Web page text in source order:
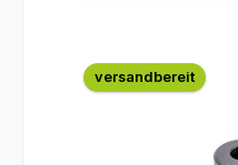
versandbereit